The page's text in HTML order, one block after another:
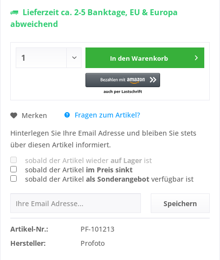
Lieferzeit ca. 2-5 Banktage, EU & Europa
abweichend
In den Warenkorb
Merken
Fragen zum Artikel?
Hinterlegen Sie Ihre Email Adresse und bleiben Sie stets
über diesen Artikel informiert.
sobald der Artikel wieder auf Lager ist
sobald der Artikel im Preis sinkt
sobald der Artikel als Sonderangebot verfügbar ist
Speichern
Artikel-Nr.:
PF-101213
Hersteller:
Profoto